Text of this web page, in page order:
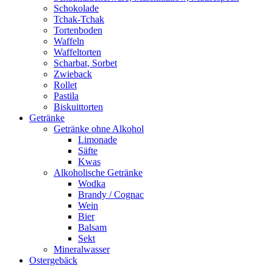
Schokolade
Tchak-Tchak
Tortenboden
Waffeln
Waffeltorten
Scharbat, Sorbet
Zwieback
Rollet
Pastila
Biskuittorten
Getränke
Getränke ohne Alkohol
Limonade
Säfte
Kwas
Alkoholische Getränke
Wodka
Brandy / Cognac
Wein
Bier
Balsam
Sekt
Mineralwasser
Ostergebäck